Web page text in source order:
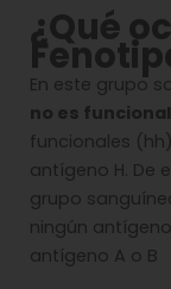
¿Qué
En este grupo
no es funcional
funcionales
antígeno H. De
grupo
ningún
antígeno A o B